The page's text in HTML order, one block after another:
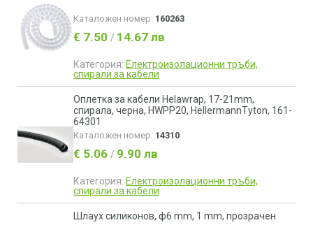
Каталожен номер: 160263
€ 7.50 / 14.67 лв
Категория: Електроизолационни тръби,
спирали за кабели
Оплетка за кабели Helawrap, 17-21mm,
спирала, черна, HWPP20, HellermannTyton, 161-
64301
Каталожен номер: 14310
€ 5.06 / 9.90 лв
Категория: Електроизолационни тръби,
спирали за кабели
Шлаух силиконов, ф6 mm, 1 mm, прозрачен